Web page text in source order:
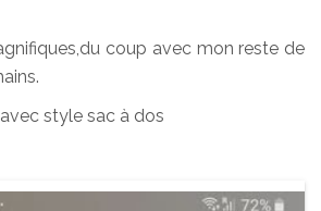
coup avec mon reste de
style sac à dos